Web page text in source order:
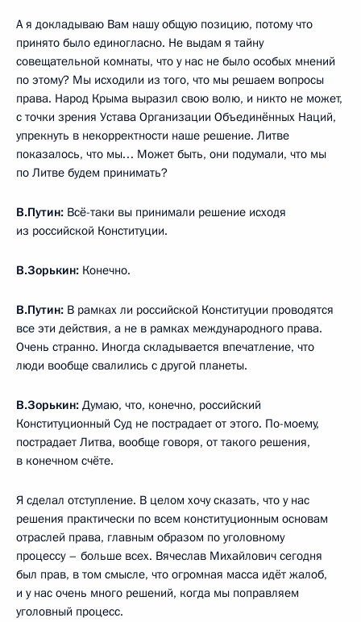
А я докладываю Вам нашу общую позицию, потому что
принято было единогласно. Не выдам я тайну
совещательной комнаты, что у нас не было особых мнений
по этому? Мы исходили из того, что мы решаем вопросы
права. Народ Крыма выразил свою волю, и никто не может,
с точки зрения Устава Организации Объединённых Наций,
упрекнуть в некорректности наше решение. Литве
показалось, что мы… Может быть, они подумали, что мы
по Литве будем принимать?
В.Путин: Всё-таки вы принимали решение исходя
из российской Конституции.
В.Зорькин: Конечно.
В.Путин: В рамках ли российской Конституции проводятся
все эти действия, а не в рамках международного права.
Очень странно. Иногда складывается впечатление, что
люди вообще свалились с другой планеты.
В.Зорькин: Думаю, что, конечно, российский
Конституционный Суд не пострадает от этого. По-моему,
пострадает Литва, вообще говоря, от такого решения,
в конечном счёте.
Я сделал отступление. В целом хочу сказать, что у нас
решения практически по всем конституционным основам
отраслей права, главным образом по уголовному
процессу – больше всех. Вячеслав Михайлович сегодня
был прав, в том смысле, что огромная масса идёт жалоб,
и у нас очень много решений, когда мы поправляем
уголовный процесс.